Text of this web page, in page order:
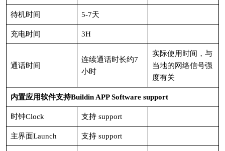
待机时间 5-7天
充电时间 3H
通话时间
连续通话时长约7
小时
实际使用时间，与
当地的网络信号强
度有关
内置应用软件支持Buildin APP Software support
时钟Clock 支持 support
主界面Launch 支持 support